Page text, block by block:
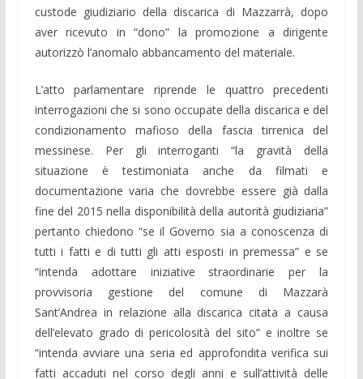
custode giudiziario della discarica di Mazzarrà, dopo
aver ricevuto in “dono” la promozione a dirigente
autorizzò l’anomalo abbancamento del materiale.
L’atto parlamentare riprende le quattro precedenti
interrogazioni che si sono occupate della discarica e del
condizionamento mafioso della fascia tirrenica del
messinese. Per gli interroganti “la gravità della
situazione è testimoniata anche da filmati e
documentazione varia che dovrebbe essere già dalla
fine del 2015 nella disponibilità della autorità giudiziaria”
pertanto chiedono “se il Governo sia a conoscenza di
tutti i fatti e di tutti gli atti esposti in premessa” e se
“intenda adottare iniziative straordinarie per la
provvisoria gestione del comune di Mazzarà
Sant’Andrea in relazione alla discarica citata a causa
dell’elevato grado di pericolosità del sito” e inoltre se
“intenda avviare una seria ed approfondita verifica sui
fatti accaduti nel corso degli anni e sull’attività delle